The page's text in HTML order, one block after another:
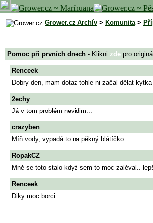
Grower.cz Archív > Komunita>
Pomoc při prvních dnech - Klikni zde pro
Renceek
Dobry den, mam dotaz tohle ni začal dělat
2echy
Já v tom problém nevidim...
crazyben
Míň vody, vypadá to na pěkný blátíčko
RopakCZ
Mně se toto stalo když sem to moc zaléval..
Renceek
Diky moc borci